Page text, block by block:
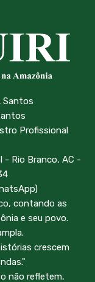
Santos
Profissional
- Rio Branco, AC -
contando as
e seu povo.
crescem
não refletem,